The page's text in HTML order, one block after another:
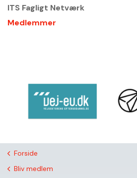
ITS Fagligt Netværk
Medlemmer
Forside
Bliv medlem